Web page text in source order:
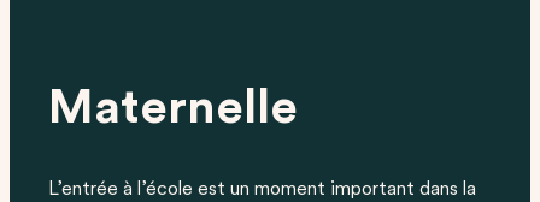
Maternelle
L’entrée à l’école est un moment important dans la